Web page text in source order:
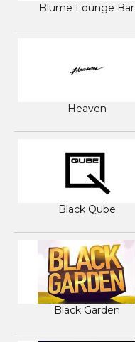
Blume Lounge Bar
Heaven
Black Qube
Black Garden